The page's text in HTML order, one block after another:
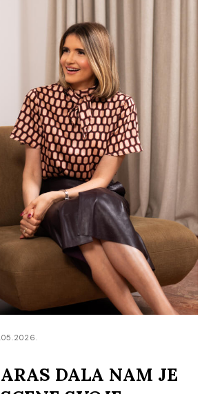
DALA NAM JE